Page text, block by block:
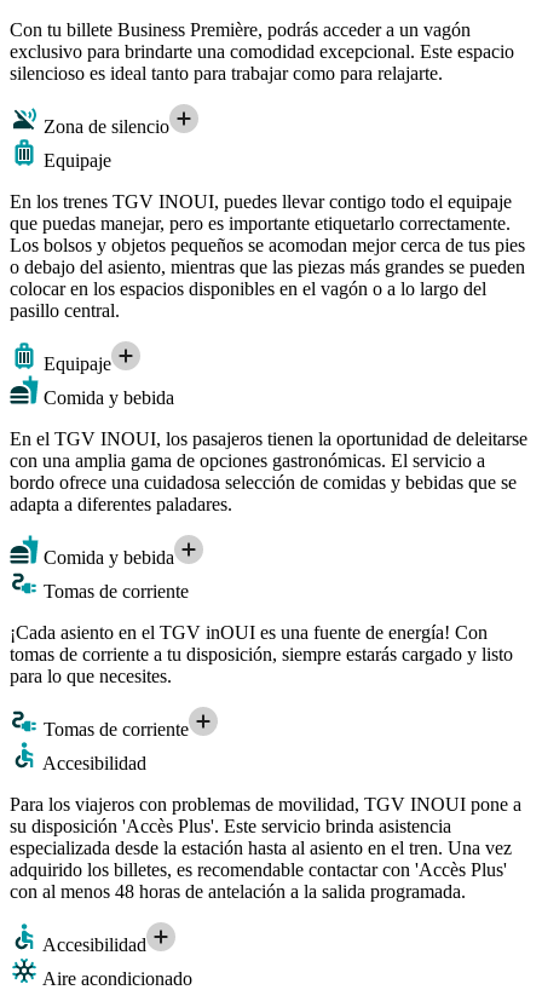
Con tu billete Business Première, podrás acceder a un vagón
exclusivo para brindarte una comodidad excepcional. Este espacio
silencioso es ideal tanto para trabajar como para relajarte.
Zona de silencio
Equipaje
En los trenes TGV INOUI, puedes llevar contigo todo el equipaje
que puedas manejar, pero es importante etiquetarlo correctamente.
Los bolsos y objetos pequeños se acomodan mejor cerca de tus pies
o debajo del asiento, mientras que las piezas más grandes se pueden
colocar en los espacios disponibles en el vagón o a lo largo del
pasillo central.
Equipaje
Comida y bebida
En el TGV INOUI, los pasajeros tienen la oportunidad de deleitarse
con una amplia gama de opciones gastronómicas. El servicio a
bordo ofrece una cuidadosa selección de comidas y bebidas que se
adapta a diferentes paladares.
Comida y bebida
Tomas de corriente
¡Cada asiento en el TGV inOUI es una fuente de energía! Con
tomas de corriente a tu disposición, siempre estarás cargado y listo
para lo que necesites.
Tomas de corriente
Accesibilidad
Para los viajeros con problemas de movilidad, TGV INOUI pone a
su disposición 'Accès Plus'. Este servicio brinda asistencia
especializada desde la estación hasta al asiento en el tren. Una vez
adquirido los billetes, es recomendable contactar con 'Accès Plus'
con al menos 48 horas de antelación a la salida programada.
Accesibilidad
Aire acondicionado